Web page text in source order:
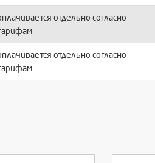
отдельно согласно
отдельно согласно